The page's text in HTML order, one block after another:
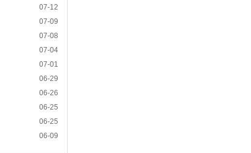
07-12
07-09
07-08
07-04
07-01
06-29
06-26
06-25
06-25
06-09